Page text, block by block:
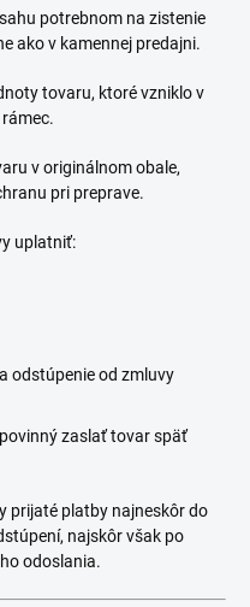
potrebnom na zistenie
ako v kamennej predajni.
tovaru, ktoré vzniklo v
v originálnom obale,
pri preprave.
uplatniť:
odstúpenie od zmluvy
zaslať tovar späť
prijaté platby najneskôr do
najskôr však po
odoslania.